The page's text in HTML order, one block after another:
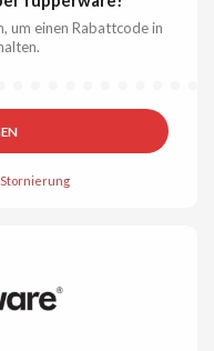
um einen Rabattcode in